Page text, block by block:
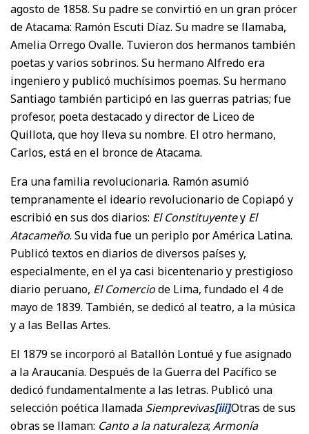
agosto de 1858. Su padre se convirtió en un gran prócer
de Atacama: Ramón Escuti Díaz. Su madre se llamaba,
Amelia Orrego Ovalle. Tuvieron dos hermanos también
poetas y varios sobrinos. Su hermano Alfredo era
ingeniero y publicó muchísimos poemas. Su hermano
Santiago también participó en las guerras patrias; fue
profesor, poeta destacado y director de Liceo de
Quillota, que hoy lleva su nombre. El otro hermano,
Carlos, está en el bronce de Atacama.
Era una familia revolucionaria. Ramón asumió
tempranamente el ideario revolucionario de Copiapó y
escribió en sus dos diarios: El Constituyentey El
Atacameño. Su vida fue un periplo por América Latina.
Publicó textos en diarios de diversos países y,
especialmente, en el ya casi bicentenario y prestigioso
diario peruano, El Comerciode Lima, fundado el 4 de
mayo de 1839. También, se dedicó al teatro, a la música
y a las Bellas Artes.
El 1879 se incorporó al Batallón Lontué y fue asignado
a la Araucanía. Después de la Guerra del Pacífico se
dedicó fundamentalmente a las letras. Publicó una
selección poética llamada Siemprevivas[iii].Otras de sus
obras se llaman: Canto a la naturaleza; Armonía